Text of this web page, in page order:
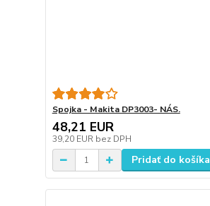
Spojka - Makita DP3003- NÁS.
48,21 EUR
39,20 EUR bez DPH
Pridať do košíka